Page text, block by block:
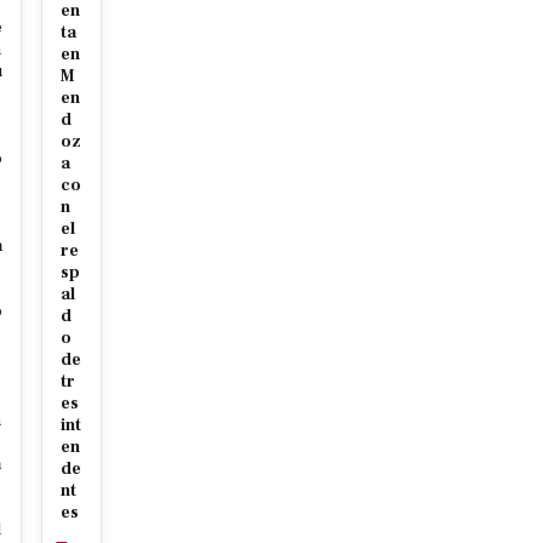
en
ta
en
M
en
d
oz
a
co
n
el
re
sp
al
d
o
de
tr
es
int
en
de
nt
es